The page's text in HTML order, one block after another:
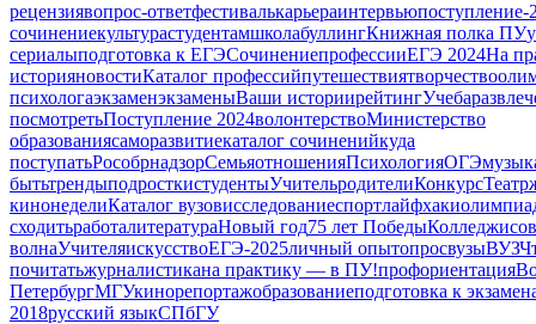
рецензиявопрос-ответфестивалькарьераинтервьюпоступление-
сочинениекультурастудентамшколабуллингКнижная полка ПУ
сериалыподготовка к ЕГЭСочинениепрофессииЕГЭ 2024На
историяновостиКаталог профессийпутешествиятворчество
психологаэкзаменэкзаменыВаши историирейтингУчеба
посмотретьПоступление 2024волонтерствоМинистерство
образованиясаморазвитиекаталог сочиненийкуда
поступатьРособрнадзорСемьяотношенияПсихологияОГЭ
бытьтрендыподросткистудентыУчительродителиКонкурсТеатр
кинонеделиКаталог вузовисследованиеспортлайфхаки
сходитьработалитератураНовый год75 лет ПобедыКолледжи
волнаУчителяискусствоЕГЭ-2025личный опытопросвузыВУЗ
почитатьжурналистикана практику — в ПУ!профориентация
ПетербургМГУкинорепортажобразованиеподготовка к
2018русский языкСПбГУ